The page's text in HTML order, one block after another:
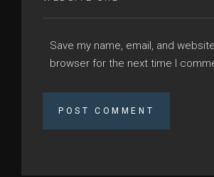
Save my name, email, and
browser for the next time I